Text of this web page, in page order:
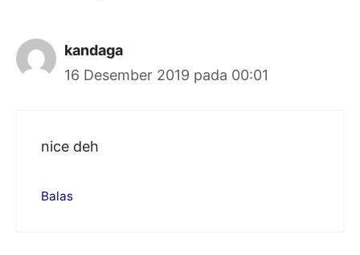
kandaga
16 Desember 2019 pada 00:01
nice deh
Balas